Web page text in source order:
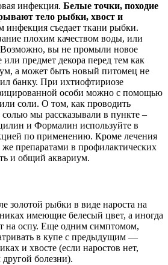
инфекция. Белые точки, походие
тело рыбки, хвост и
инфекция съедает ткани рыбки.
плохим качеством воды, или
вы не промыли новое
или предмет декора перед тем как
а может быть новый питомец не
банку. При ихтиофтириозе
особи можно с помощью
соли. О том, как проводить
мы рассказывали в пункте –
и Формалин используйте в
по применению. Кроме лечения
препаратами в профилактических
и общий аквариум.
золотой рыбки в виде нароста на
имеющие белесый цвет, а иногда
на оспу. Еще одним симптомом,
в купе с предыдущим —
и хвосте (если наростов нет,
болезни).